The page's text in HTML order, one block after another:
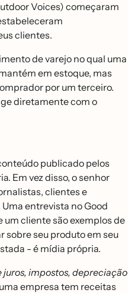
Voices) começaram
clientes.
de varejo no qual uma
em estoque, mas
por um terceiro.
diretamente com o
publicado pelos
Em vez disso, o senhor
clientes e
entrevista no Good
cliente são exemplos de
sobre seu produto em seu
- é mídia própria.
juros, impostos, depreciação
empresa tem receitas